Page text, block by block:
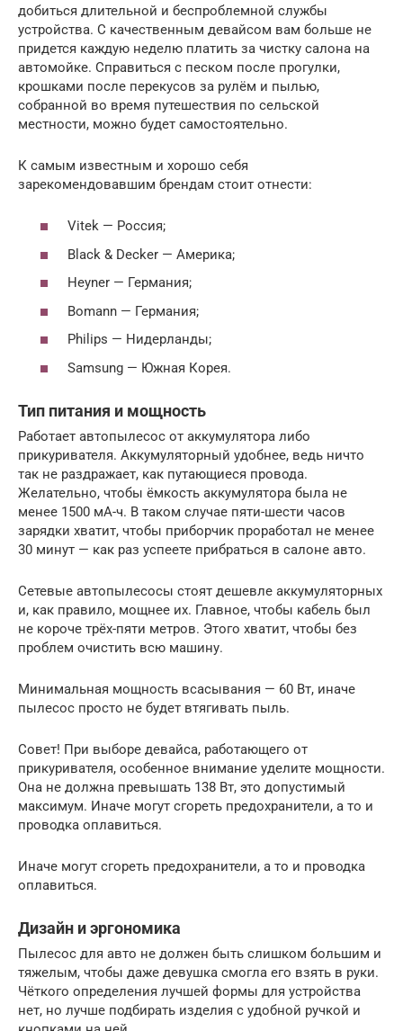
добиться длительной и беспроблемной службы
устройства. С качественным девайсом вам больше не
придется каждую неделю платить за чистку салона на
автомойке. Справиться с песком после прогулки,
крошками после перекусов за рулём и пылью,
собранной во время путешествия по сельской
местности, можно будет самостоятельно.
К самым известным и хорошо себя
зарекомендовавшим брендам стоит отнести:
Vitek — Россия;
Black & Decker — Америка;
Heyner — Германия;
Bomann — Германия;
Philips — Нидерланды;
Samsung — Южная Корея.
Тип питания и мощность
Работает автопылесос от аккумулятора либо
прикуривателя. Аккумуляторный удобнее, ведь ничто
так не раздражает, как путающиеся провода.
Желательно, чтобы ёмкость аккумулятора была не
менее 1500 мА-ч. В таком случае пяти-шести часов
зарядки хватит, чтобы приборчик проработал не менее
30 минут — как раз успеете прибраться в салоне авто.
Сетевые автопылесосы стоят дешевле аккумуляторных
и, как правило, мощнее их. Главное, чтобы кабель был
не короче трёх-пяти метров. Этого хватит, чтобы без
проблем очистить всю машину.
Минимальная мощность всасывания — 60 Вт, иначе
пылесос просто не будет втягивать пыль.
Совет! При выборе девайса, работающего от
прикуривателя, особенное внимание уделите мощности.
Она не должна превышать 138 Вт, это допустимый
максимум. Иначе могут сгореть предохранители, а то и
проводка оплавиться.
Иначе могут сгореть предохранители, а то и проводка
оплавиться.
Дизайн и эргономика
Пылесос для авто не должен быть слишком большим и
тяжелым, чтобы даже девушка смогла его взять в руки.
Чёткого определения лучшей формы для устройства
нет, но лучше подбирать изделия с удобной ручкой и